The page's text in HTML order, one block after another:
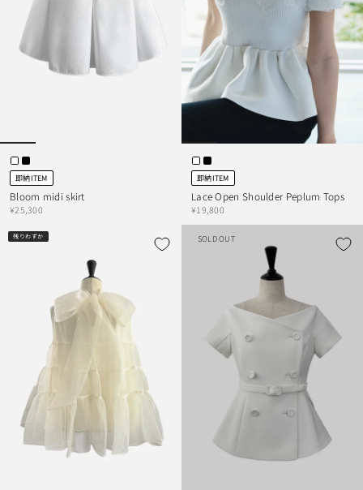
即納ITEM
Bloom midi skirt
¥25,300
即納ITEM
Lace Open Shoulder Peplum Tops
¥19,800
残りわずか SOLD OUT